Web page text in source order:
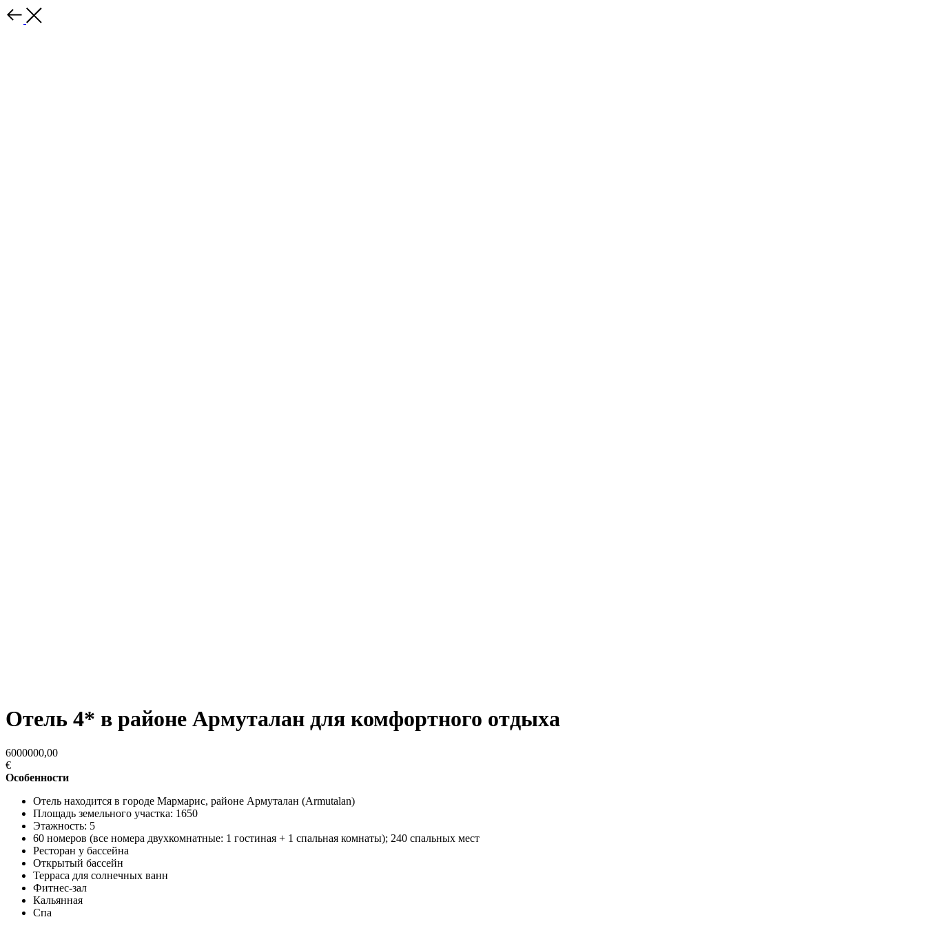
Отель 4* в районе Армуталан для комфортного отдыха
6000000,00
€
Особенности
Отель находится в городе Мармарис, районе Армуталан (Armutalan)
Площадь земельного участка: 1650
Этажность: 5
60 номеров (все номера двухкомнатные: 1 гостиная + 1 спальная комнаты); 240 спальных мест
Ресторан у бассейна
Открытый бассейн
Терраса для солнечных ванн
Фитнес-зал
Кальянная
Спа